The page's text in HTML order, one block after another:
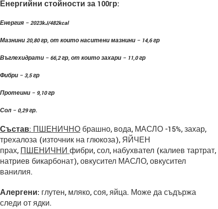
Енергийни стойности за 100гр:
Енергия – 2023kJ/482kcal
Мазнини 20,80 гр, от които наситени мазнини – 14,6 гр
Въглехидрати – 66,2 гр, от които захари – 11,0 гр
Фибри – 3,5 гр
Протеини – 9,10 гр
Сол – 0,29 гр.
Състав: ПШЕНИЧНО брашно, вода, МАСЛО -15%, захар,
трехалоза (източник на глюкоза), ЯЙЧЕН
прах, ПШЕНИЧНИ фибри, сол, набухвател (калиев тартрат,
натриев бикарбонат), овкусител МАСЛО, овкусител
ванилия.
Алергени: глутен, мляко, соя, яйца. Може да съдържа
следи от ядки.